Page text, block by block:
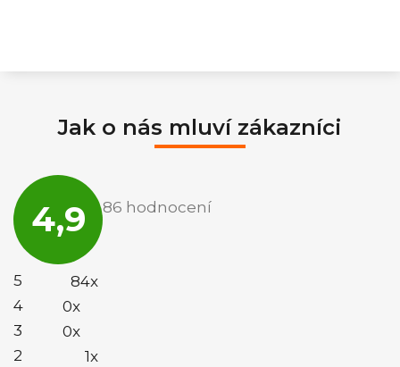
Jak o nás mluví zákazníci
4,9
hodnocení
obchodu
je
86 hodnocení
5
84x
4
0x
3
0x
2
1x